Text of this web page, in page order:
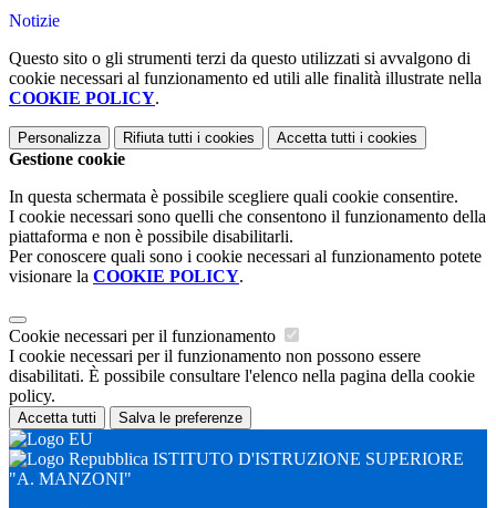
Notizie
Questo sito o gli strumenti terzi da questo utilizzati si avvalgono di
cookie necessari al funzionamento ed utili alle finalità illustrate nella
COOKIE POLICY.
Personalizza Rifiuta tutti i cookies Accetta tutti i cookies
Gestione cookie
In questa schermata è possibile scegliere quali cookie consentire.
I cookie necessari sono quelli che consentono il funzionamento della
piattaforma e non è possibile disabilitarli.
Per conoscere quali sono i cookie necessari al funzionamento potete
visionare la COOKIE POLICY.
Cookie necessari per il funzionamento
I cookie necessari per il funzionamento non possono essere
disabilitati. È possibile consultare l'elenco nella pagina della cookie
policy.
Accetta tutti Salva le preferenze
ISTITUTO D'ISTRUZIONE SUPERIORE
"A. MANZONI"